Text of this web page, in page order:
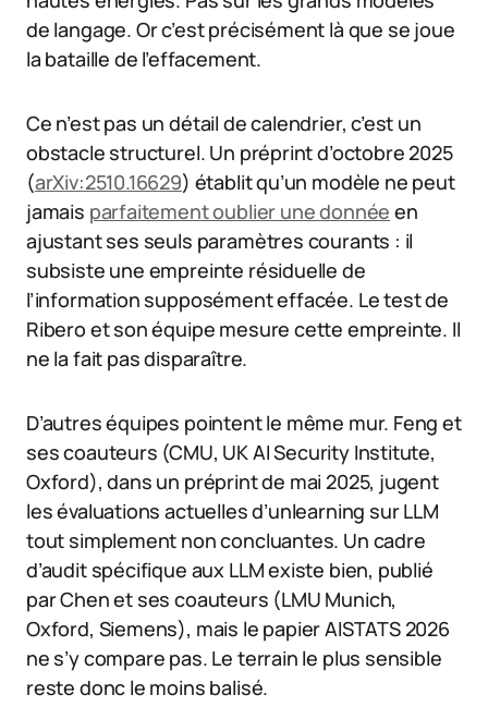
de langage. Or c’est précisément là que se joue
la bataille de l’effacement.
Ce n’est pas un détail de calendrier, c’est un
obstacle structurel. Un préprint d’octobre 2025
(arXiv:2510.16629) établit qu’un modèle ne peut
jamais parfaitement oublier une donnée en
ajustant ses seuls paramètres courants : il
subsiste une empreinte résiduelle de
l’information supposément effacée. Le test de
Ribero et son équipe mesure cette empreinte. Il
ne la fait pas disparaître.
D’autres équipes pointent le même mur. Feng et
ses coauteurs (CMU, UK AI Security Institute,
Oxford), dans un préprint de mai 2025, jugent
les évaluations actuelles d’unlearning sur LLM
tout simplement non concluantes. Un cadre
d’audit spécifique aux LLM existe bien, publié
par Chen et ses coauteurs (LMU Munich,
Oxford, Siemens), mais le papier AISTATS 2026
ne s’y compare pas. Le terrain le plus sensible
reste donc le moins balisé.